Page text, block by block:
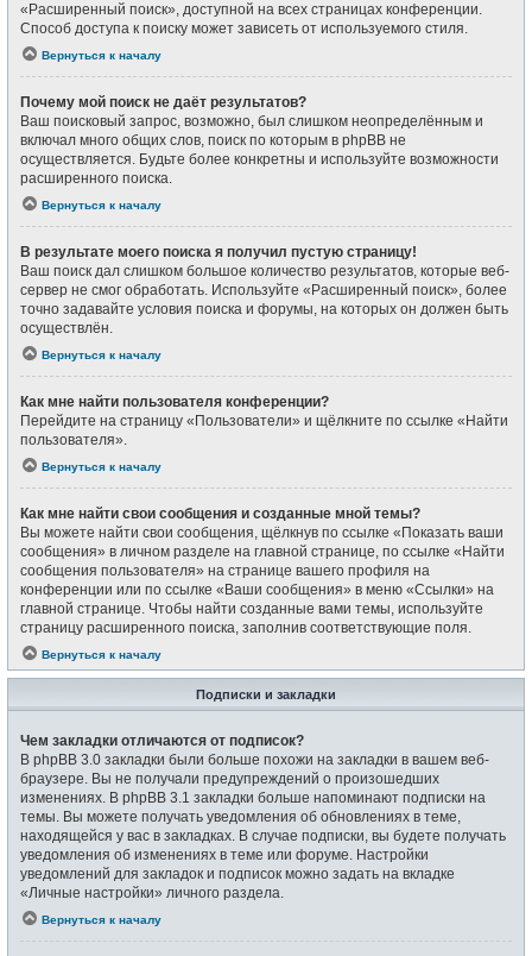
«Расширенный поиск», доступной на всех страницах конференции.
Способ доступа к поиску может зависеть от используемого стиля.
Вернуться к началу
Почему мой поиск не даёт результатов?
Ваш поисковый запрос, возможно, был слишком неопределённым и
включал много общих слов, поиск по которым в phpBB не
осуществляется. Будьте более конкретны и используйте возможности
расширенного поиска.
Вернуться к началу
В результате моего поиска я получил пустую страницу!
Ваш поиск дал слишком большое количество результатов, которые веб-
сервер не смог обработать. Используйте «Расширенный поиск», более
точно задавайте условия поиска и форумы, на которых он должен быть
осуществлён.
Вернуться к началу
Как мне найти пользователя конференции?
Перейдите на страницу «Пользователи» и щёлкните по ссылке «Найти
пользователя».
Вернуться к началу
Как мне найти свои сообщения и созданные мной темы?
Вы можете найти свои сообщения, щёлкнув по ссылке «Показать ваши
сообщения» в личном разделе на главной странице, по ссылке «Найти
сообщения пользователя» на странице вашего профиля на
конференции или по ссылке «Ваши сообщения» в меню «Ссылки» на
главной странице. Чтобы найти созданные вами темы, используйте
страницу расширенного поиска, заполнив соответствующие поля.
Вернуться к началу
Подписки и закладки
Чем закладки отличаются от подписок?
В phpBB 3.0 закладки были больше похожи на закладки в вашем веб-
браузере. Вы не получали предупреждений о произошедших
изменениях. В phpBB 3.1 закладки больше напоминают подписки на
темы. Вы можете получать уведомления об обновлениях в теме,
находящейся у вас в закладках. В случае подписки, вы будете получать
уведомления об изменениях в теме или форуме. Настройки
уведомлений для закладок и подписок можно задать на вкладке
«Личные настройки» личного раздела.
Вернуться к началу